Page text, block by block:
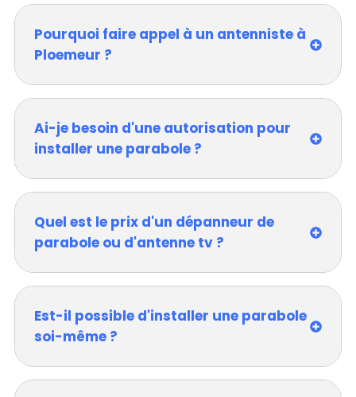
Pourquoi faire appel à un antenniste à
Ploemeur ?
Ai-je besoin d'une autorisation pour
installer une parabole ?
Quel est le prix d'un dépanneur de
parabole ou d'antenne tv ?
Est-il possible d'installer une parabole
soi-même ?